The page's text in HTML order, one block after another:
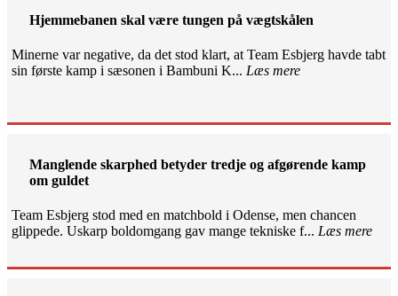
Hjemmebanen skal være tungen på vægtskålen
Minerne var negative, da det stod klart, at Team Esbjerg havde tabt
sin første kamp i sæsonen i Bambuni K... Læs mere
Manglende skarphed betyder tredje og afgørende kamp
om guldet
Team Esbjerg stod med en matchbold i Odense, men chancen
glippede. Uskarp boldomgang gav mange tekniske f... Læs mere